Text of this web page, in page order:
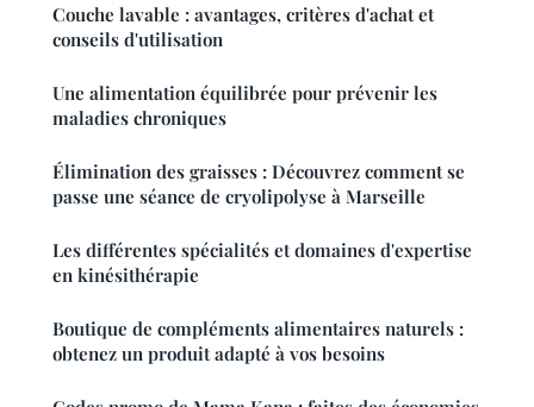
Couche lavable : avantages, critères d'achat et
conseils d'utilisation
Une alimentation équilibrée pour prévenir les
maladies chroniques
Élimination des graisses : Découvrez comment se
passe une séance de cryolipolyse à Marseille
Les différentes spécialités et domaines d'expertise
en kinésithérapie
Boutique de compléments alimentaires naturels :
obtenez un produit adapté à vos besoins